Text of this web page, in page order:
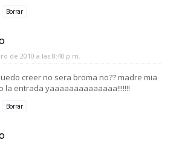
Borrar
de 2010 a las 8:40 p.m.
creer no sera broma no?? madre mia
la entrada yaaaaaaaaaaaaaa!!!!!!!
Borrar